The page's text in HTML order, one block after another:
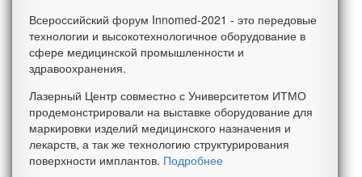
Всероссийский форум Innomed-2021 - это передовые
технологии и высокотехнологичное оборудование в
сфере медицинской промышленности и
здравоохранения.
Лазерный Центр совместно с Университетом ИТМО
продемонстрировали на выставке оборудование для
маркировки изделий медицинского назначения и
лекарств, а так же технологию структурирования
поверхности имплантов. Подробнее